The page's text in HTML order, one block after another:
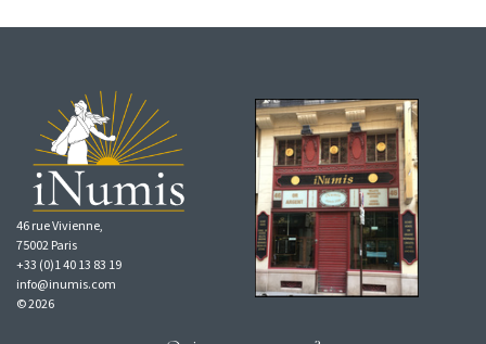
46 rue Vivienne,
75002 Paris
+33 (0)1 40 13 83 19
info@inumis.com
© 2026